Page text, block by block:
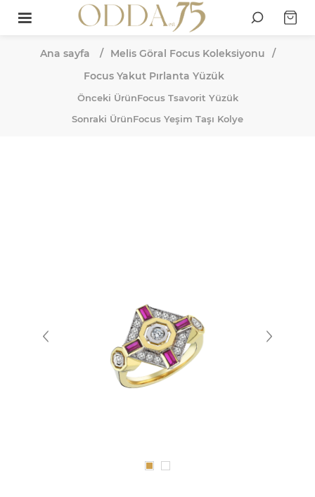
Ana sayfa / Melis Göral Focus Koleksiyonu
/
Focus Yakut Pırlanta Yüzük
Önceki ÜrünFocus Tsavorit Yüzük
Sonraki ÜrünFocus Yeşim Taşı Kolye